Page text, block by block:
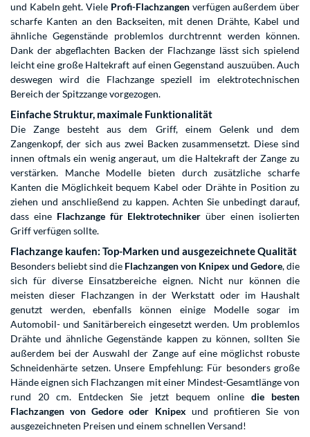
und Kabeln geht. Viele Profi-Flachzangenverfügen außerdem über
scharfe Kanten an den Backseiten, mit denen Drähte, Kabel und
ähnliche Gegenstände problemlos durchtrennt werden können.
Dank der abgeflachten Backen der Flachzange lässt sich spielend
leicht eine große Haltekraft auf einen Gegenstand auszuüben. Auch
deswegen wird die Flachzange speziell im elektrotechnischen
Bereich der Spitzzange vorgezogen.
Einfache Struktur, maximale Funktionalität
Die Zange besteht aus dem Griff, einem Gelenk und dem
Zangenkopf, der sich aus zwei Backen zusammensetzt. Diese sind
innen oftmals ein wenig angeraut, um die Haltekraft der Zange zu
verstärken. Manche Modelle bieten durch zusätzliche scharfe
Kanten die Möglichkeit bequem Kabel oder Drähte in Position zu
ziehen und anschließend zu kappen. Achten Sie unbedingt darauf,
dass eine Flachzange für Elektrotechniker über einen isolierten
Griff verfügen sollte.
Flachzange kaufen: Top-Marken und ausgezeichnete Qualität
Besonders beliebt sind die Flachzangen von Knipex und Gedore, die
sich für diverse Einsatzbereiche eignen. Nicht nur können die
meisten dieser Flachzangen in der Werkstatt oder im Haushalt
genutzt werden, ebenfalls können einige Modelle sogar im
Automobil- und Sanitärbereich eingesetzt werden. Um problemlos
Drähte und ähnliche Gegenstände kappen zu können, sollten Sie
außerdem bei der Auswahl der Zange auf eine möglichst robuste
Schneidenhärte setzen. Unsere Empfehlung: Für besonders große
Hände eignen sich Flachzangen mit einer Mindest-Gesamtlänge von
rund 20 cm. Entdecken Sie jetzt bequem online die besten
Flachzangen von Gedore oder Knipex und profitieren Sie von
ausgezeichneten Preisen und einem schnellen Versand!